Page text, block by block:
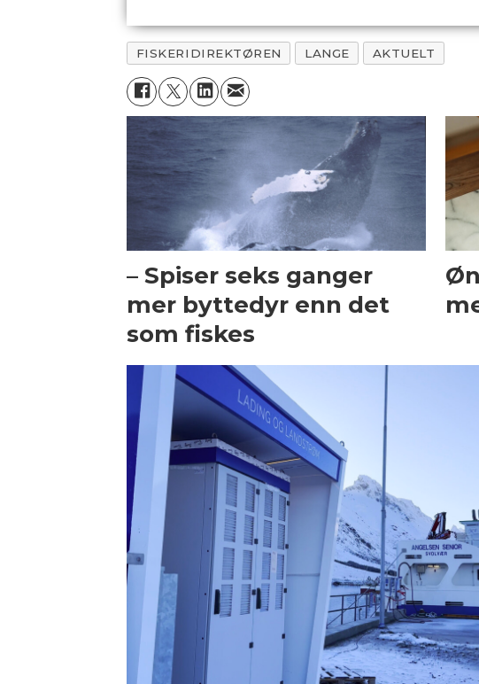
FISKERIDIREKTØREN LANGE AKTUELT
– Spiser seks ganger
mer byttedyr enn det
som fiskes